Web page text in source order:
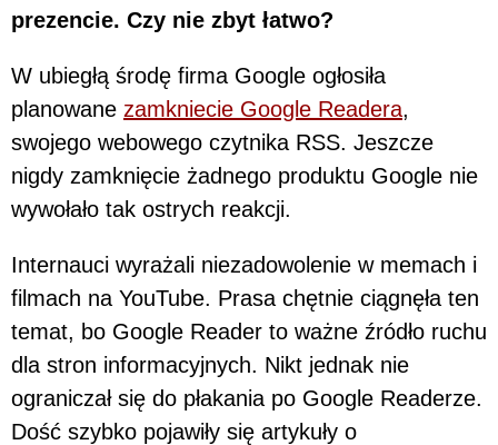
prezencie. Czy nie zbyt łatwo?
W ubiegłą środę firma Google ogłosiła
planowane zamkniecie Google Readera,
swojego webowego czytnika RSS. Jeszcze
nigdy zamknięcie żadnego produktu Google nie
wywołało tak ostrych reakcji.
Internauci wyrażali niezadowolenie w memach i
filmach na YouTube. Prasa chętnie ciągnęła ten
temat, bo Google Reader to ważne źródło ruchu
dla stron informacyjnych. Nikt jednak nie
ograniczał się do płakania po Google Readerze.
Dość szybko pojawiły się artykuły o